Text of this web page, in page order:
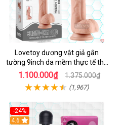
Lovetoy dương vật giả gắn
tường 9inch da mềm thực tế thú
vị
1.100.000₫ 1.375.000₫
(1,967)
-24%
4.6